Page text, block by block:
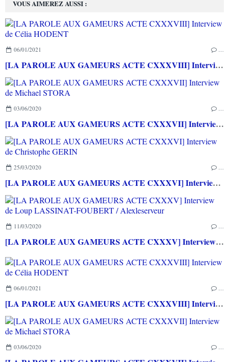
VOUS AIMEREZ AUSSI :
06/01/2021
[LA PAROLE AUX GAMEURS ACTE CXXXVIII] Interview de Célia HODENT
03/06/2020
[LA PAROLE AUX GAMEURS ACTE CXXXVII] Interview de Michael STORA
25/03/2020
[LA PAROLE AUX GAMEURS ACTE CXXXVI] Interview de Christophe GERIN
11/03/2020
[LA PAROLE AUX GAMEURS ACTE CXXXV] Interview de Loup LASSINAT-FOUBERT / Alexleserveur
06/01/2021
[LA PAROLE AUX GAMEURS ACTE CXXXVIII] Interview de Célia HODENT
03/06/2020